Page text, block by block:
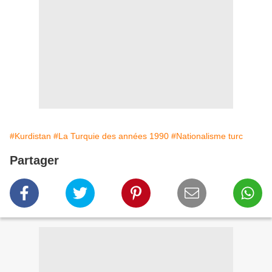
#Kurdistan #La Turquie des années 1990 #Nationalisme turc
Partager